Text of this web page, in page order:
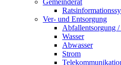
Gemeinderat
Ver- und Entsorgung
Abfallentsorgung
Wasser
Abwasser
Strom